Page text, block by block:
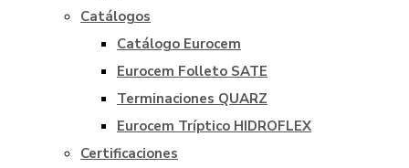
Catálogos
Catálogo Eurocem
Eurocem Folleto SATE
Terminaciones QUARZ
Eurocem Tríptico HIDROFLEX
Certificaciones